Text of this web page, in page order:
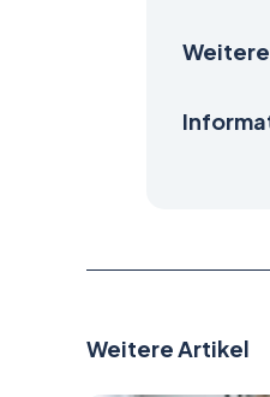
Weitere Artikel